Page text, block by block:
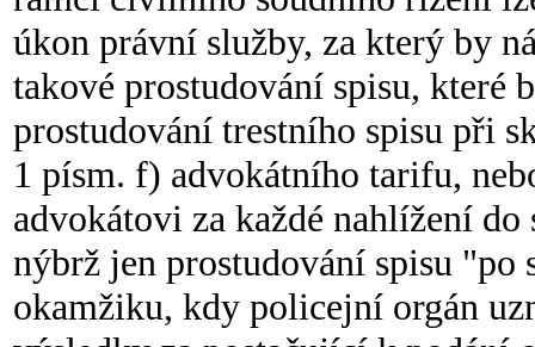
úkon právní služby, za který by
takové prostudování spisu, které
prostudování trestního spisu při
1 písm. f) advokátního tarifu,
advokátovi za každé nahlížení
nýbrž jen prostudování spisu "po
okamžiku, kdy policejní orgán